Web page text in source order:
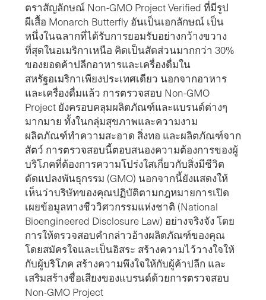
ตราสัญลักษณ์ Non-GMO Project Verified ที่มีรูป
ผีเสื้อ Monarch Butterfly อันเป็นเอกลักษณ์ เป็น
หนึ่งในฉลากที่ได้รับการยอมรับอย่างกว้างขวาง
ที่สุดในอเมริกาเหนือ คิดเป็นสัดส่วนมากกว่า 30%
ของยอดค้าปลีกอาหารและเครื่องดื่มใน
สหรัฐอเมริกาเพียงประเทศเดียว นอกจากอาหาร
และเครื่องดื่มแล้ว การตรวจสอบ Non-GMO
Project ยังครอบคลุมผลิตภัณฑ์และแบรนด์ต่างๆ
มากมาย ทั้งในกลุ่มสุขภาพและความงาม
ผลิตภัณฑ์ทำความสะอาด สิ่งทอ และผลิตภัณฑ์จาก
สัตว์ การตรวจสอบนี้ตอบสนองความต้องการของผู้
บริโภคที่ต้องการความโปร่งใสเกี่ยวกับสิ่งมีชีวิต
ดัดแปลงพันธุกรรม (GMO) นอกจากนี้ยังแสดงให้
เห็นว่าบริษัทของคุณปฏิบัติตามกฎหมายการเปิด
เผยข้อมูลทางชีววิศวกรรมแห่งชาติ (National
Bioengineered Disclosure Law) อย่างจริงจัง โดย
การให้ตรวจสอบคำกล่าวอ้างผลิตภัณฑ์ของคุณ
โดยสมัครใจและเป็นอิสระ สร้างความไว้วางใจให้
กับผู้บริโภค สร้างความพึงใจให้กับผู้ค้าปลีก และ
เสริมสร้างชื่อเสียงของแบรนด์ด้วยการตรวจสอบ
Non-GMO Project